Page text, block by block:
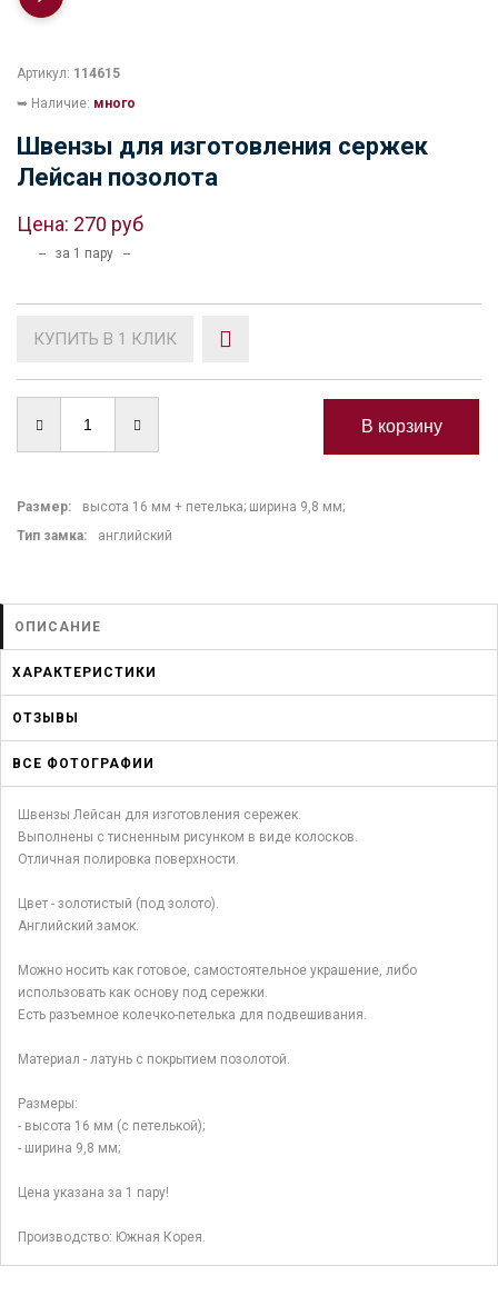
Артикул: 114615
➥ Наличие: много
Швензы для изготовления сержек
Лейсан позолота
Цена: 270 руб
-- за 1 пару --
КУПИТЬ В 1 КЛИК
Размер:
высота 16 мм + петелька; ширина 9,8 мм;
Тип замка: английский
ОПИСАНИЕ
ХАРАКТЕРИСТИКИ
ОТЗЫВЫ
ВСЕ ФОТОГРАФИИ
Швензы Лейсан для изготовления сережек.
Выполнены с тисненным рисунком в виде колосков.
Отличная полировка поверхности.
Цвет - золотистый (под золото).
Английский замок.
Можно носить как готовое, самостоятельное украшение, либо
использовать как основу под сережки.
Есть разъемное колечко-петелька для подвешивания.
Материал - латунь с покрытием позолотой.
Размеры:
- высота 16 мм (с петелькой);
- ширина 9,8 мм;
Цена указана за 1 пару!
Производство: Южная Корея.